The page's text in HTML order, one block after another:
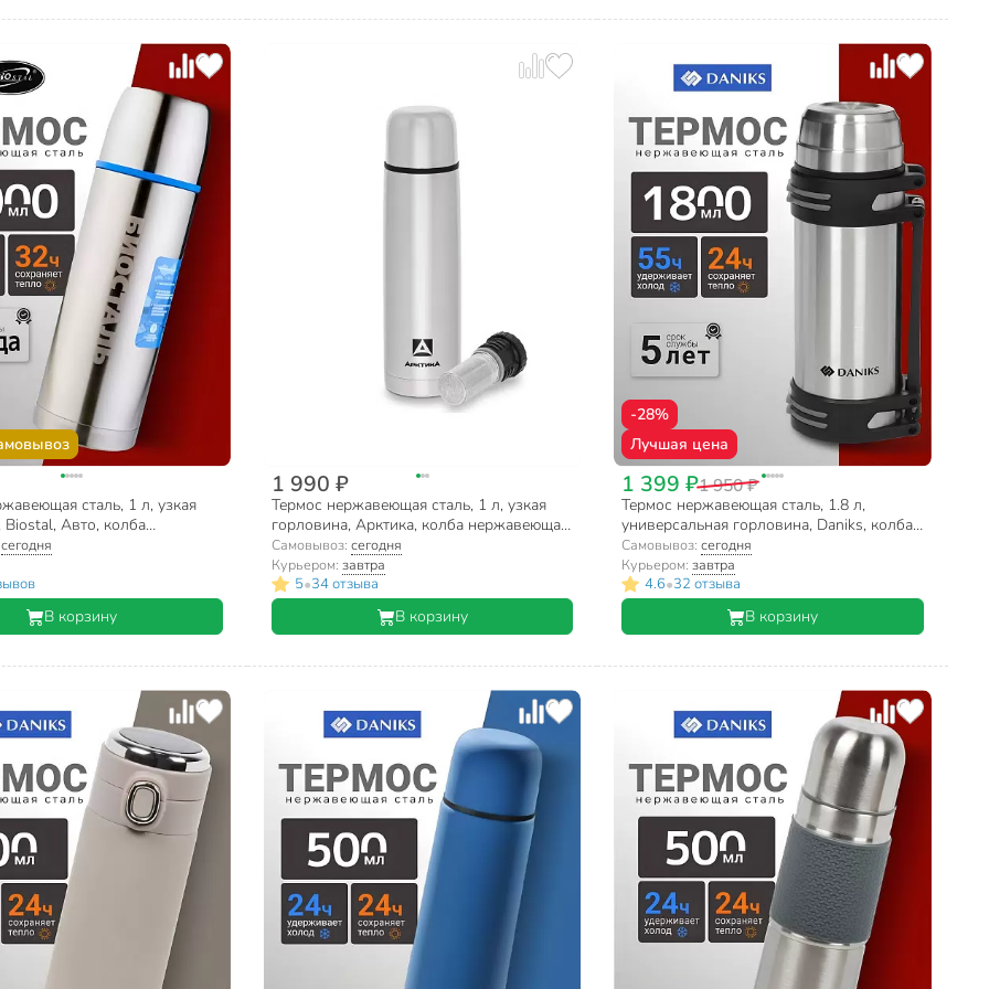
сталь, 1 л, узкая
Biostal, Авто, колба
сталь, NBP-1000-1
сегодня
В корзину
1 990 ₽
Термос нержавеющая сталь, 1 л, узкая
горловина, Арктика, колба нержавеющая
сталь, с ситечком, 101-1000С
Самовывоз: сегодня
Курьером: завтра
5•34 отзыва
В корзину
-28%
Лучшая цена
1 399 ₽1 950 ₽
Термос нержавеющая сталь, 1.8 л,
универсальная горловина, Daniks, колба
нержавеющая сталь, серебристый, SL-
180NGL
Самовывоз:сегодня
Курьером:завтра
4.6•32 отзыва
В корзину